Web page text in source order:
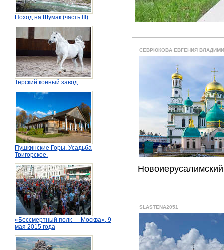
Поход на Шумак (часть III)
Терский конный завод
Пушкинские Горы. Усадьба
Тригорское.
«Бессмертный полк — Москва», 9
мая 2015 года
СЕВРЮКОВА ЕВГЕНИЯ
SLASTENA2051